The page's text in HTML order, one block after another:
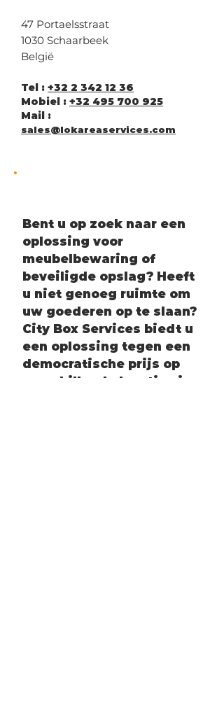
47 Portaelsstraat
1030 Schaarbeek
België
Tel : +32 2 342 12 36
Mobiel : +32 495 700 925
Mail :
sales@lokareaservices.com
Bent u op zoek naar een
oplossing voor
meubelbewaring of
beveiligde opslag? Heeft
u niet genoeg ruimte om
uw goederen op te slaan?
City Box Services biedt u
een oplossing tegen een
democratische prijs op
verschillende locaties in